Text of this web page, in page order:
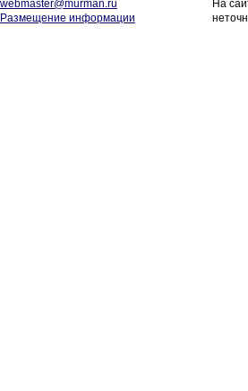
webmaster@murman.ru
Размещение информации
На